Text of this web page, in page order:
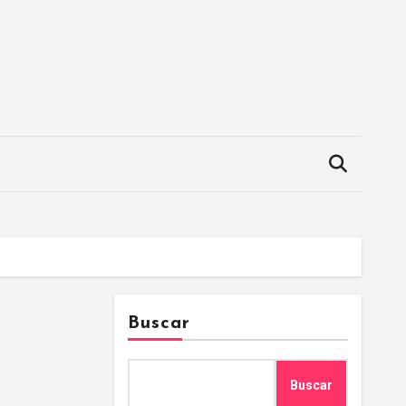
Buscar
Buscar